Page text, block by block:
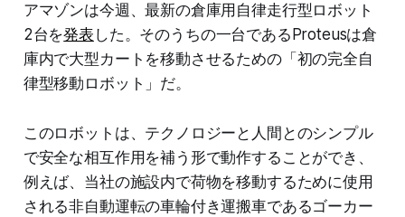
アマゾンは今週、最新の倉庫用自律走行型ロボット
2台を発表 した。そのうちの一台であるProteusは倉
庫内で大型カートを移動させるための「初の完全自
律型移動ロボット」だ。
このロボットは、テクノロジーと人間とのシンプル
で安全な相互作用を補う形で動作することができ、
例えば、当社の施設内で荷物を移動するために使用
される非自動運転の車輪付き運搬車であるゴーカー